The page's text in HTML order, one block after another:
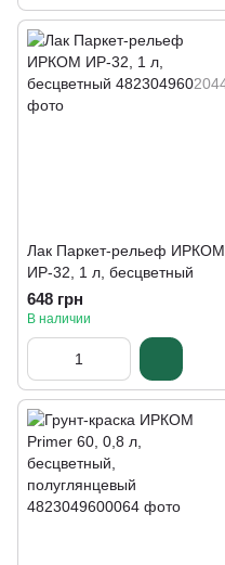
Лак Паркет-рельеф ИРКОМ
ИР-32, 1 л, бесцветный
648 грн
В наличии